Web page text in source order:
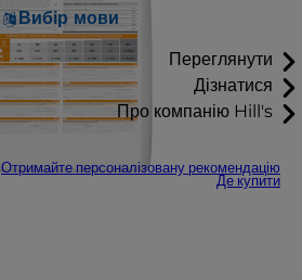
Вибір мови
Переглянути
Дізнатися
Про компанію Hill's
Отримайте персоналізовану рекомендацію
Де купити